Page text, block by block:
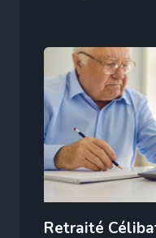
Retraité